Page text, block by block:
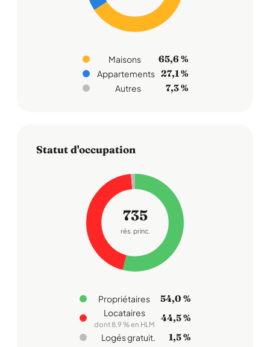
Maisons 65,6 %
Appartements 27,1 %
Autres 7,3 %
Statut d'occupation
735
rés. princ.
Propriétaires 54,0 %
Locataires
dont 8,9 % en HLM
44,5 %
Logés gratuit. 1,5 %